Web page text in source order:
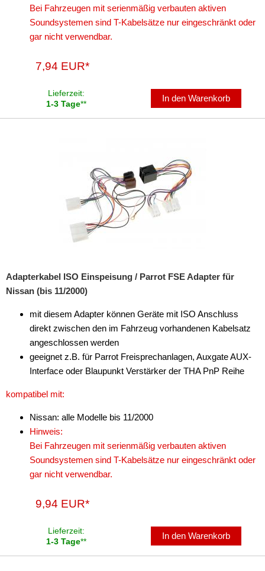
Entstörmaterial
Ersatzteile
Freischaltmodule
für BMW
für Chevrolet
für Chrysler
für Citroen
für Dacia
für Daewoo
für Daihatsu
für Dodge
für Ford
für Honda
für Hyundai
Bei Fahrzeugen mit serienmäßig verbauten aktiven
Soundsystemen sind T-Kabelsätze nur eingeschränkt oder
gar nicht verwendbar.
7,94 EUR*
Lieferzeit:
1-3 Tage**
In den Warenkorb
Adapterkabel ISO Einspeisung / Parrot FSE Adapter für
Nissan (bis 11/2000)
mit diesem Adapter können Geräte mit ISO Anschluss
direkt zwischen den im Fahrzeug vorhandenen Kabelsatz
angeschlossen werden
geeignet z.B. für Parrot Freisprechanlagen, Auxgate AUX-
Interface oder Blaupunkt Verstärker der THA PnP Reihe
kompatibel mit:
Nissan: alle Modelle bis 11/2000
Hinweis:
Bei Fahrzeugen mit serienmäßig verbauten aktiven
Soundsystemen sind T-Kabelsätze nur eingeschränkt oder
gar nicht verwendbar.
9,94 EUR*
Lieferzeit:
1-3 Tage**
In den Warenkorb